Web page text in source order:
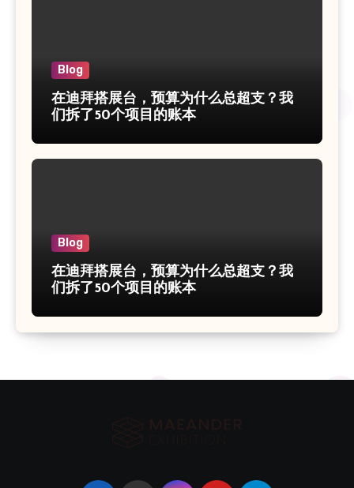
Blog
在迪拜搭展台，预算为什么总超支？我
们拆了50个项目的账本
Blog
在迪拜搭展台，预算为什么总超支？我
们拆了50个项目的账本